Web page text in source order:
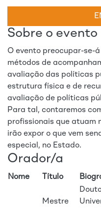
Sobre o evento
O evento preocupar-se-
métodos de
avaliação das políticas
estrutura física e de
avaliação de políticas
Para tal, contaremos
profissionais que atuam
irão expor o que vem
especial, no Estado.
Orador/a
Nome Título
Mestre